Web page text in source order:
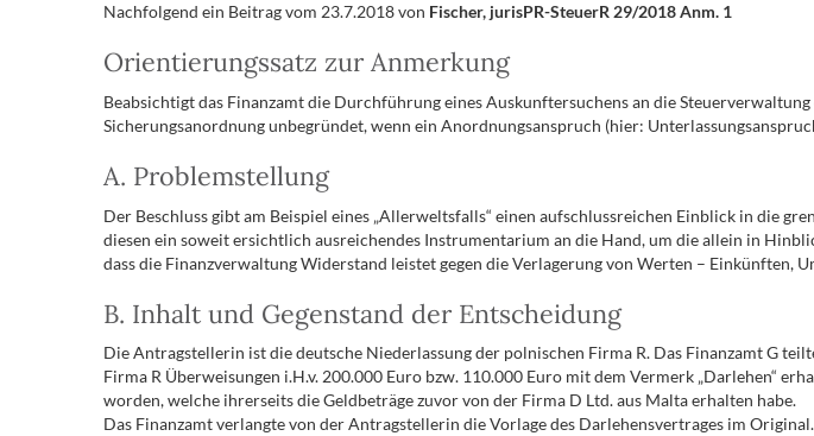
Nachfolgend ein Beitrag vom 23.7.2018 von Fischer, jurisPR-SteuerR 29/2018 Anm. 1
Orientierungssatz zur Anmerkung
Beabsichtigt das Finanzamt die Durchführung eines Auskunftersuchens an die
Sicherungsanordnung unbegründet, wenn ein Anordnungsanspruch (hier:
A. Problemstellung
Der Beschluss gibt am Beispiel eines „Allerweltsfalls“ einen aufschlussreichen Einblick in die
diesen ein soweit ersichtlich ausreichendes Instrumentarium an die Hand, um die allein in
dass die Finanzverwaltung Widerstand leistet gegen die Verlagerung von Werten – Einkünften,
B. Inhalt und Gegenstand der Entscheidung
Die Antragstellerin ist die deutsche Niederlassung der polnischen Firma R. Das Finanzamt G
Firma R Überweisungen i.H.v. 200.000 Euro bzw. 110.000 Euro mit dem Vermerk „Darlehen“
worden, welche ihrerseits die Geldbeträge zuvor von der Firma D Ltd. aus Malta erhalten habe.
Das Finanzamt verlangte von der Antragstellerin die Vorlage des Darlehensvertrages im